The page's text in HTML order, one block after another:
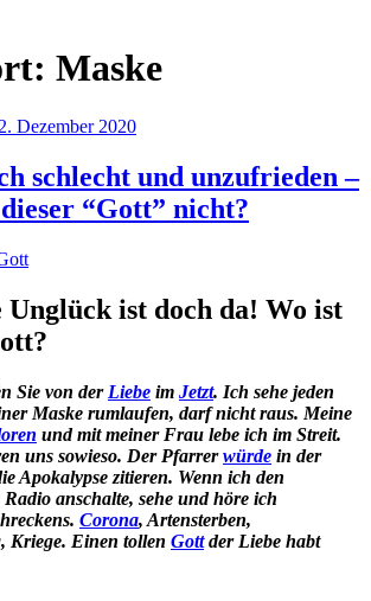
Maske
Dezember 2020
schlecht und unzufrieden –
“Gott” nicht?
Unglück ist doch da! Wo ist
Sie von der Liebe im Jetzt. Ich sehe jeden
Maske rumlaufen, darf nicht raus. Meine
und mit meiner Frau lebe ich im Streit.
uns sowieso. Der Pfarrerwürde in der
Apokalypse zitieren. Wenn ich den
anschalte, sehe und höre ich
Corona, Artensterben,
Kriege. Einen tollen Gottder Liebe habt